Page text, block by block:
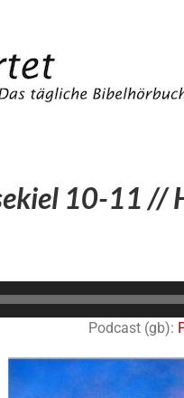
10-11 //
Podcast (gb):